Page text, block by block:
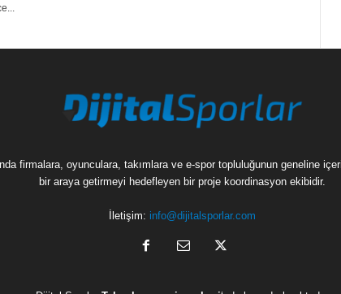
firmalara, oyunculara, takımlara ve e-spor topluluğunun geneline
bir araya getirmeyi hedefleyen bir proje koordinasyon ekibidir.
İletişim: info@dijitalsporlar.com